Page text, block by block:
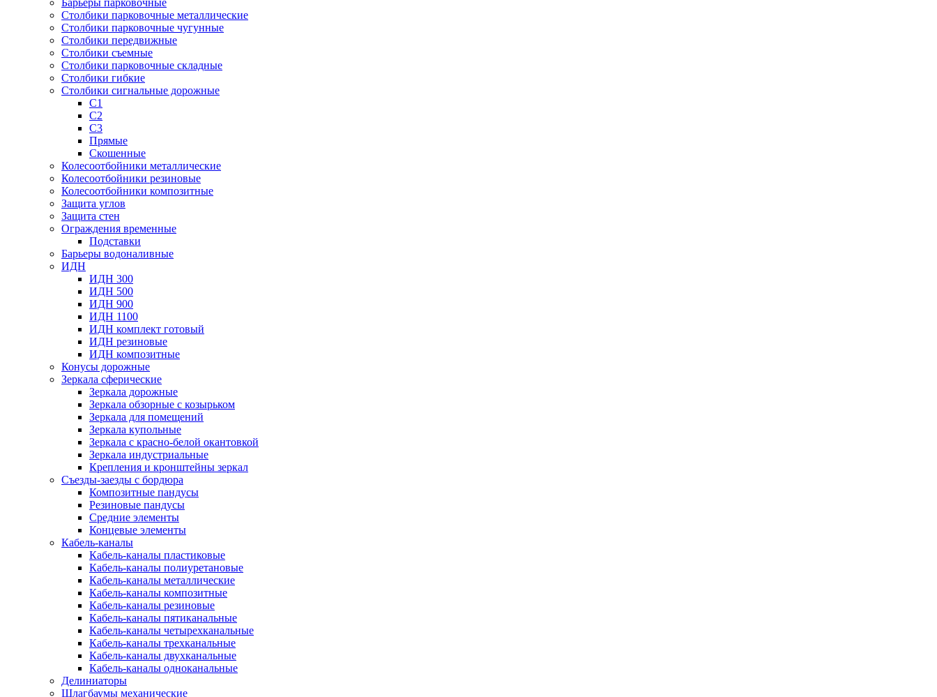
Барьеры парковочные
Столбики парковочные металлические
Столбики парковочные чугунные
Столбики передвижные
Столбики съемные
Столбики парковочные складные
Столбики гибкие
Столбики сигнальные дорожные
С1
С2
С3
Прямые
Скошенные
Колесоотбойники металлические
Колесоотбойники резиновые
Колесоотбойники композитные
Защита углов
Защита стен
Ограждения временные
Подставки
Барьеры водоналивные
ИДН
ИДН 300
ИДН 500
ИДН 900
ИДН 1100
ИДН комплект готовый
ИДН резиновые
ИДН композитные
Конусы дорожные
Зеркала сферические
Зеркала дорожные
Зеркала обзорные с козырьком
Зеркала для помещений
Зеркала купольные
Зеркала с красно-белой окантовкой
Зеркала индустриальные
Крепления и кронштейны зеркал
Съезды-заезды с бордюра
Композитные пандусы
Резиновые пандусы
Средние элементы
Концевые элементы
Кабель-каналы
Кабель-каналы пластиковые
Кабель-каналы полиуретановые
Кабель-каналы металлические
Кабель-каналы композитные
Кабель-каналы резиновые
Кабель-каналы пятиканальные
Кабель-каналы четырехканальные
Кабель-каналы трехканальные
Кабель-каналы двухканальные
Кабель-каналы одноканальные
Делиниаторы
Шлагбаумы механические